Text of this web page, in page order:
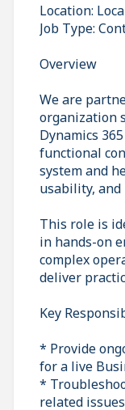
Location:
Job Type:
Overview
We are
organization
Dynamics
functional
system and
usability,
This role is
in hands-on
complex
deliver
Key
* Provide
for a live
*
related issues